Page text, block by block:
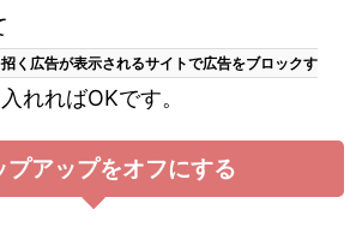
く広告が表示されるサイトで広告をブロックす
れればOKです。
プアップをオフにする